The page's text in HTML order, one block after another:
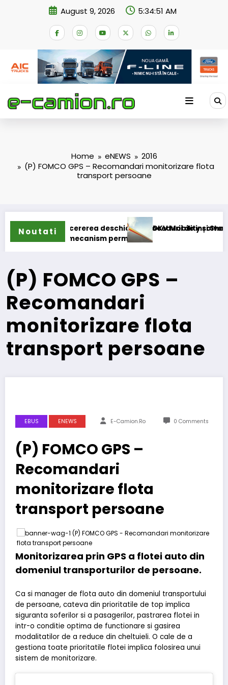
August 9, 2026 5:34:52 AM
Home eNEWS
2016
(P) FOMCO GPS – Recomandari monitorizare flota
transport persoane
Noutati
mecanism permanent
cererea deschiderii procedurii de insolvență
DKV Mobility și Shell își extind
(P) FOMCO GPS –
Recomandari
monitorizare flota
transport persoane
EBUS ENEWS E-Camion.ro 0 Comments
(P) FOMCO GPS –
Recomandari
monitorizare flota
transport persoane
Monitorizarea prin GPS a flotei auto din
domeniul transporturilor de persoane.
Ca si manager de flota auto din domeniul transportului
de persoane, cateva din prioritatile de top implica
siguranta soferilor si a pasagerilor, pastrarea flotei in
intr-o conditie optima de functionare si gasirea
modalitatilor de a reduce din cheltuieli. O cale de a
gestiona toate prioritatile flotei implica folosirea unui
sistem de monitorizare.